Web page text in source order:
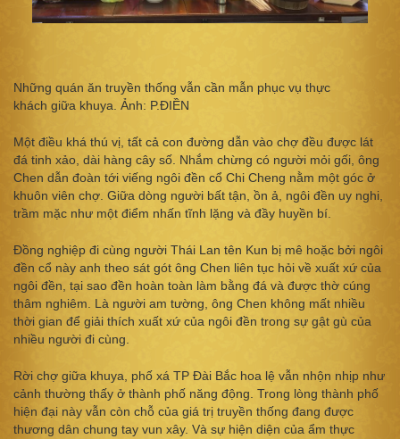
Những quán ăn truyền thống vẫn cần mẫn phục vụ thực
khách giữa khuya. Ảnh: P.ĐIỀN
Một điều khá thú vị, tất cả con đường dẫn vào chợ đều được lát
đá tinh xảo, dài hàng cây số. Nhắm chừng có người mỏi gối, ông
Chen dẫn đoàn tới viếng ngôi đền cổ Chi Cheng nằm một góc ở
khuôn viên chợ. Giữa dòng người bất tận, ồn ả, ngôi đền uy nghi,
trầm mặc như một điểm nhấn tĩnh lặng và đầy huyền bí.
Đồng nghiệp đi cùng người Thái Lan tên Kun bị mê hoặc bởi ngôi
đền cổ này anh theo sát gót ông Chen liên tục hỏi về xuất xứ của
ngôi đền, tại sao đền hoàn toàn làm bằng đá và được thờ cúng
thâm nghiêm. Là người am tường, ông Chen không mất nhiều
thời gian để giải thích xuất xứ của ngôi đền trong sự gật gù của
nhiều người đi cùng.
Rời chợ giữa khuya, phố xá TP Đài Bắc hoa lệ vẫn nhộn nhịp như
cảnh thường thấy ở thành phố năng động. Trong lòng thành phố
hiện đại này vẫn còn chỗ của giá trị truyền thống đang được
thương dân chung tay vun xây. Và sự hiện diện của ẩm thực